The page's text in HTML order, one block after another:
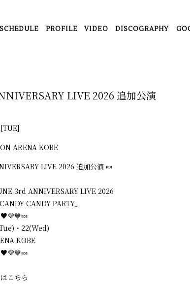
SCHEDULE PROFILE VIDEO DISCOGRAPHY
LIVE 2026 追加公演
[TUE]
ARENA KOBE
LIVE 2026 追加公演 🍬
3rd ANNIVERSARY LIVE 2026
CANDY PARTY」
・22(Wed)
KOBE
こちら